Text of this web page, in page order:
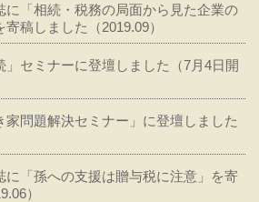
に「相続・税務の局面から見た企業の
稿しました（2019.09）
」セミナーに登壇しました（7月4日開
家問題解決セミナー」に登壇しました
に「孫への支援は贈与税に注意」を寄
）